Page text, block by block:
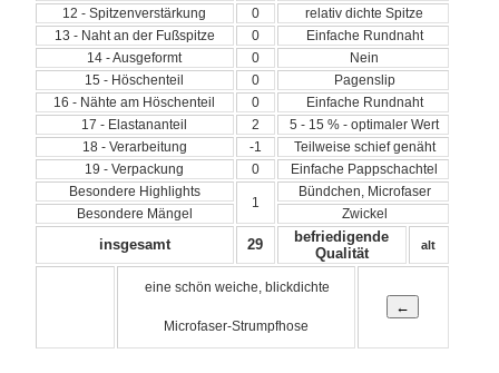
12 - Spitzenverstärkung
0
relativ dichte Spitze
13 - Naht an der Fußspitze
0
Einfache Rundnaht
14 - Ausgeformt
0
Nein
15 - Höschenteil
0
Pagenslip
16 - Nähte am Höschenteil
0
Einfache Rundnaht
17 - Elastananteil
2
5 - 15 % - optimaler Wert
18 - Verarbeitung
-1
Teilweise schief genäht
19 - Verpackung
0
Einfache Pappschachtel
Besondere Highlights
1
Bündchen, Microfaser
Besondere Mängel
Zwickel
insgesamt 29
befriedigende
Qualität
alt
eine schön weiche, blickdichte
Microfaser-Strumpfhose